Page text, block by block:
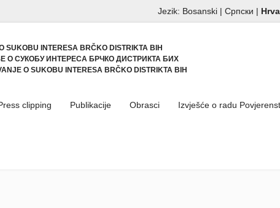
Jezik: Bosanski |Српски |
SUKOBU INTERESA BRČKO DISTRIKTA BIH
О СУКОБУ ИНТЕРЕСА БРЧКО ДИСТРИКТА БИХ
O SUKOBU INTERESA BRČKO DISTRIKTA BIH
clipping Publikacije Obrasci Izvješće o radu